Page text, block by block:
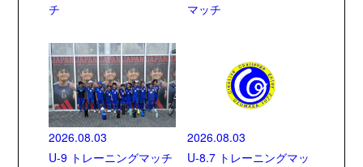
チ
マッチ
2026.08.03
U-9 トレーニングマッチ
2026.08.03
U-8.7 トレーニングマッ